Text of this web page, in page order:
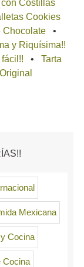
con Costillas
Cookies
Chocolate
y Riquísima!!
Tarta
Mexicana
Cocina
Cocina